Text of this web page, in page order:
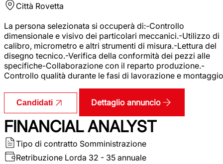
Città Rovetta
La persona selezionata si occuperà di:-Controllo
dimensionale e visivo dei particolari meccanici.-Utilizzo di
calibro, micrometro e altri strumenti di misura.-Lettura del
disegno tecnico.-Verifica della conformità dei pezzi alle
specifiche-Collaborazione con il reparto produzione.-
Controllo qualità durante le fasi di lavorazione e
Candidati Dettaglio annuncio
FINANCIAL ANALYST
Tipo di contratto Somministrazione
Retribuzione Lorda 32 - 35 annuale